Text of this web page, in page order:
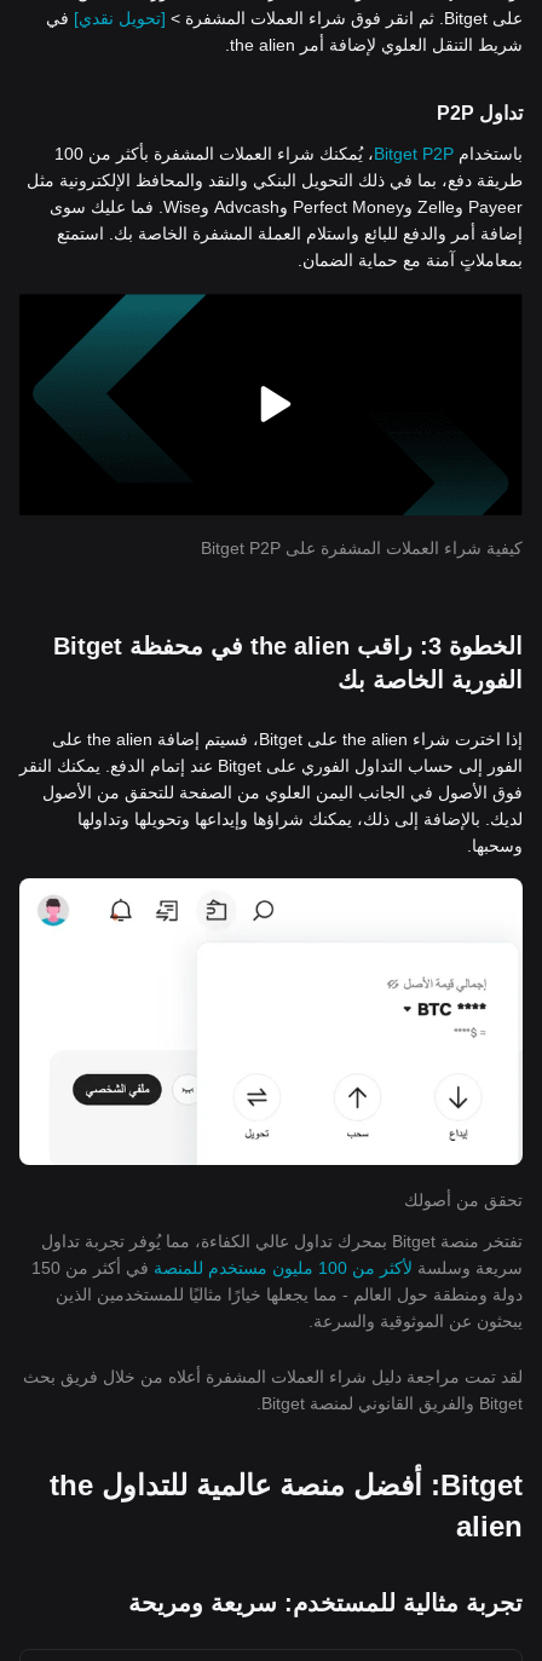
على Bitget. ثم انقر فوق شراء العملات المشفرة >
[تحويل نقدي] في
شريط التنقل العلوي لإضافة أمر the alien.
تداول P2P
باستخدام Bitget P2P
، يُمكنك شراء العملات المشفرة بأكثر من 100
طريقة دفع، بما في ذلك التحويل البنكي والنقد والمحافظ الإلكترونية مثل
Payeer وZelle وPerfect Money وAdvcash وWise. فما عليك سوى
إضافة أمر والدفع للبائع واستلام العملة المشفرة الخاصة بك. استمتع
بمعاملاتٍ آمنة مع حماية الضمان.
كيفية شراء العملات المشفرة على Bitget P2P
الخطوة 3: راقب the alien في محفظة Bitget
الفورية الخاصة بك
إذا اخترت شراء the alien على Bitget، فسيتم إضافة the alien على
الفور إلى حساب التداول الفوري على Bitget عند إتمام الدفع. يمكنك النقر
فوق الأصول في الجانب اليمن العلوي من الصفحة للتحقق من الأصول
لديك. بالإضافة إلى ذلك، يمكنك شراؤها وإيداعها وتحويلها وتداولها
وسحبها.
تحقق من أصولك
تفتخر منصة Bitget بمحرك تداول عالي الكفاءة، مما يُوفر تجربة تداول
سريعة وسلسة لأكثر من 100 مليون مستخدم للمنصة
في أكثر من 150
دولة ومنطقة حول العالم - مما يجعلها خيارًا مثاليًا للمستخدمين الذين
يبحثون عن الموثوقية والسرعة.
لقد تمت مراجعة دليل شراء العملات المشفرة أعلاه من خلال فريق بحث
Bitget والفريق القانوني لمنصة Bitget.
Bitget: أفضل منصة عالمية للتداول the
alien
تجربة مثالية للمستخدم: سريعة ومريحة